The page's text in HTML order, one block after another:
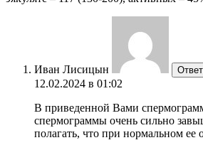
Иван Лисицын
12.02.2024 в 01:02
В приведенной Вами
спермограммы очень сильно
полагать, что при нормальном ее